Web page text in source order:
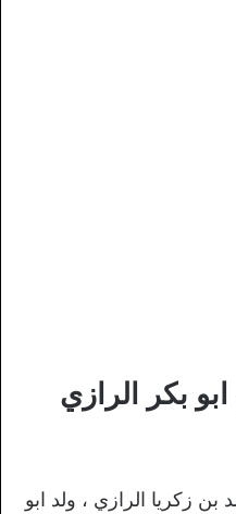
بكر الرازي
بن زكريا الرازي ، ولد ابو